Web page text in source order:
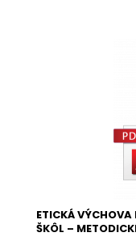
ETICKÁ
ŠKÔL –